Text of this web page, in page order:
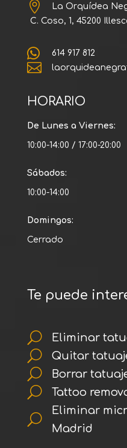

La Orquídea
C. Coso, 1, 45200
 614 917 812

HORARIO
De Lunes a Viernes:
10:00-14:00 / 17:00-20:00
Sábados:
10:00-14:00
Domingos:
Cerrado
Te puede
U Eliminar
U Quitar
U Borrar
U Tattoo
U
Eliminar
Madrid